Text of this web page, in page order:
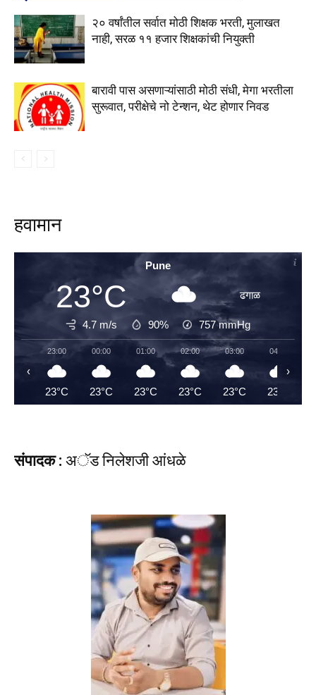
२० वर्षांतील सर्वात मोठी शिक्षक भरती, मुलाखत
नाही, सरळ ११ हजार शिक्षकांची नियुक्ती
बारावी पास असणाऱ्यांसाठी मोठी संधी, मेगा भरतीला
सुरूवात, परीक्षेचे नो टेन्शन, थेट होणार निवड
हवामान
Pune
23°C ढगाळ
4.7 m/s 90% 757mmHg
23:00
23°C
00:00
23°C
01:00
23°C
02:00
23°C
03:00
23°C
04:00
23°C
‹ ›
संपादक : अॅड निलेशजी आंधळे